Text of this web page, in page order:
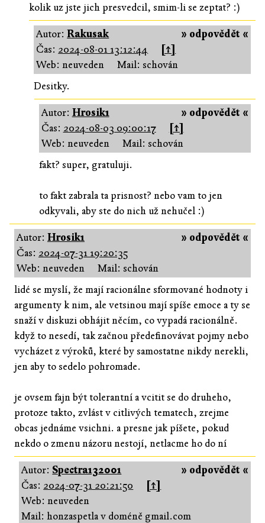
kolik uz jste jich presvedcil, smim-li se zeptat? :)
» odpovědět «
Autor:Rakusak
Čas: 2024-08-01 13:12:44
[↑]
Web: neuveden
Mail: schován
Desitky.
» odpovědět «
Autor: Hrosik1
Čas: 2024-08-03 09:00:17
[↑]
Web: neuveden
Mail: schován
fakt? super, gratuluji.
to fakt zabrala ta prisnost? nebo vam to jen
odkyvali, aby ste do nich už nehučel :)
» odpovědět «
Autor: Hrosik1
Čas: 2024-07-31 19:20:35
Web: neuveden
Mail: schován
lidé se myslí, že mají racionálne sformované hodnoty i
argumenty k nim, ale vetsinou mají spíše emoce a ty se
snaží v diskuzi obhájit něcím, co vypadá racionálně.
když to nesedí, tak začnou předefinovávat pojmy nebo
vycházet z výroků, které by samostatne nikdy nerekli,
jen aby to sedelo pohromade.
je ovsem fajn být tolerantní a vcitit se do druheho,
protoze takto, zvlást v citlivých tematech, zrejme
obcas jednáme vsichni. a presne jak píšete, pokud
nekdo o zmenu názoru nestojí, netlacme ho do ní
» odpovědět «
Autor: Spectra132001
Čas: 2024-07-31 20:21:50
[↑]
Web: neuveden
Mail: honzaspetla v doméně gmail.com